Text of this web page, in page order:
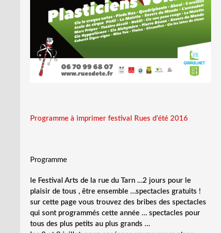
Programme à imprimer festival Rues d’été 2016
Programme
le Festival Arts de la rue du Tarn …2 jours pour le
plaisir de tous , être ensemble …spectacles gratuits !
sur cette page vous trouvez des bribes des spectacles
qui sont programmés cette année … spectacles pour
tous des plus petits au plus grands …